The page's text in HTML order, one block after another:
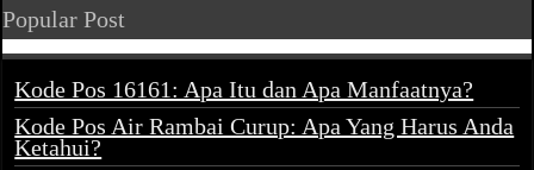
Popular Post
Kode Pos 16161: Apa Itu dan Apa Manfaatnya?
Kode Pos Air Rambai Curup: Apa Yang Harus Anda
Ketahui?